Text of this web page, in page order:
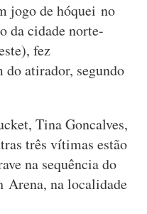
jogo de hóquei no
da cidade norte-
fez
atirador, segundo
Tina Goncalves,
três vítimas estão
na sequência do
Arena, na localidade